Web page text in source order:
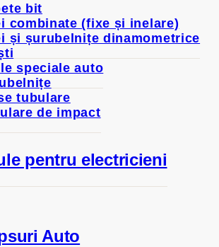
bit
combinate (fixe și inelare)
și șurubelnițe dinamometrice
speciale auto
tubulare
de impact
pentru electricieni
Auto